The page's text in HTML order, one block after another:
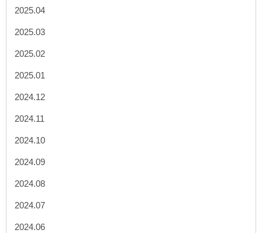
2025.04
2025.03
2025.02
2025.01
2024.12
2024.11
2024.10
2024.09
2024.08
2024.07
2024.06